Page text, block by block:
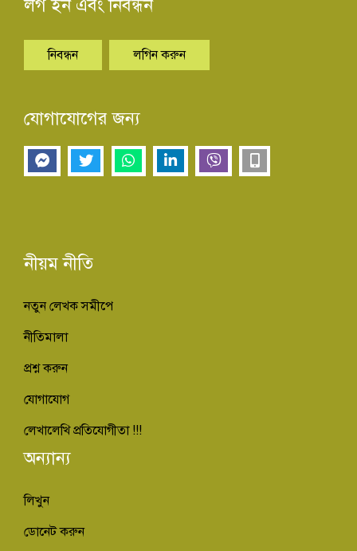
লগ ইন এবং নিবন্ধন
নিবন্ধন লগিন করুন
যোগাযোগের জন্য
নীয়ম নীতি
নতুন লেখক সমীপে
নীতিমালা
প্রশ্ন করুন
যোগাযোগ
লেখালেখি প্রতিযোগীতা !!!
অন্যান্য
লিখুন
ডোনেট করুন